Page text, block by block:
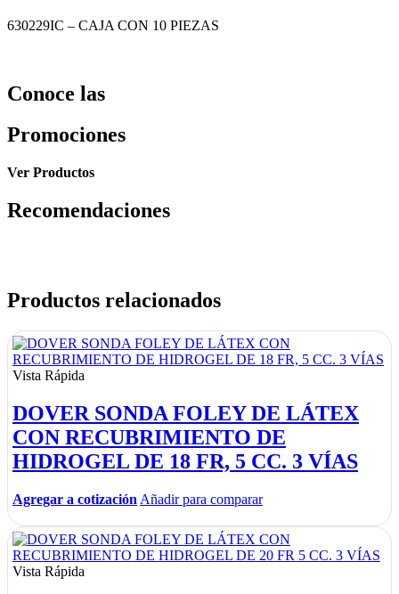
630229IC – CAJA CON 10 PIEZAS
Conoce las
Promociones
Ver Productos
Recomendaciones
Productos relacionados
Vista Rápida
DOVER SONDA FOLEY DE LÁTEX
CON RECUBRIMIENTO DE
HIDROGEL DE 18 FR, 5 CC. 3 VÍAS
Agregar a cotización Añadir para comparar
Vista Rápida